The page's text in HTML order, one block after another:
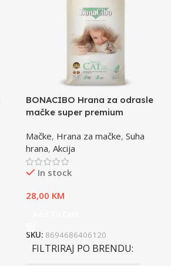
BONACIBO Hrana za odrasle
mačke super premium
Mačke, Hrana za mačke,Suha
hrana,Akcija
In stock
28,00 KM
SKU: 8694686406120
FILTRIRAJ PO BRENDU